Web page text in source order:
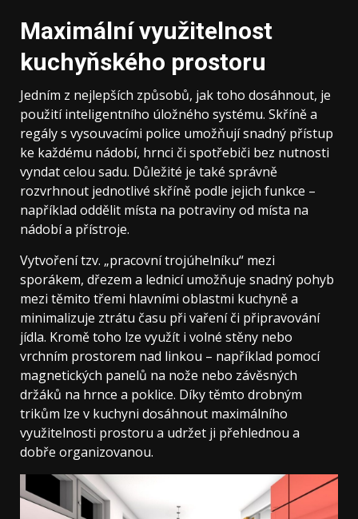
Maximální využitelnost
kuchyňského prostoru
Jedním z nejlepších způsobů, jak toho dosáhnout, je
použití inteligentního úložného systému. Skříně a
regály s vysouvacími police umožňují snadný přístup
ke každému nádobí, hrnci či spotřebiči bez nutnosti
vyndat celou sadu. Důležité je také správně
rozvrhnout jednotlivé skříně podle jejich funkce –
například oddělit místa na potraviny od místa na
nádobí a přístroje.
Vytvoření tzv. „pracovní trojúhelníku“ mezi
sporákem, dřezem a lednicí umožňuje snadný pohyb
mezi těmito třemi hlavními oblastmi kuchyně a
minimalizuje ztrátu času při vaření či připravování
jídla. Kromě toho lze využít i volné stěny nebo
vrchním prostorem nad linkou – například pomocí
magnetických panelů na nože nebo závěsných
držáků na hrnce a poklice. Díky těmto drobným
trikům lze v kuchyni dosáhnout maximálního
využitelnosti prostoru a udržet ji přehlednou a
dobře organizovanou.